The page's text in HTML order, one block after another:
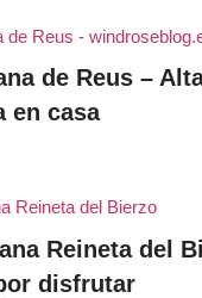
de Reus –
en casa
Reineta del
disfrutar